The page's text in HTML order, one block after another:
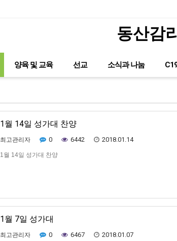
동산감
양육 및 교육 선교 소식과 나눔
1월 14일 성가대 찬양
최고관리자 0 6442 2018.01.14
1월 14일 성가대 찬양
1월 7일 성가대
최고관리자 0 6467 2018.01.07